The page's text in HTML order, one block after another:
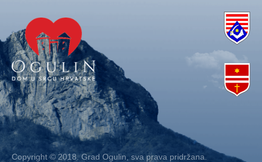
Copyright © 2018. Grad Ogulin, sva prava pridržana.